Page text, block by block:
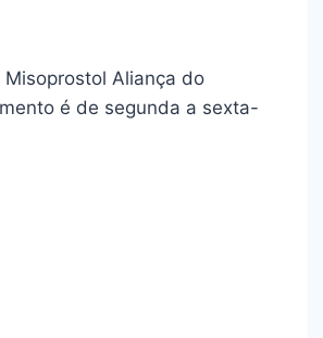
Aliança do
é de segunda a sexta-